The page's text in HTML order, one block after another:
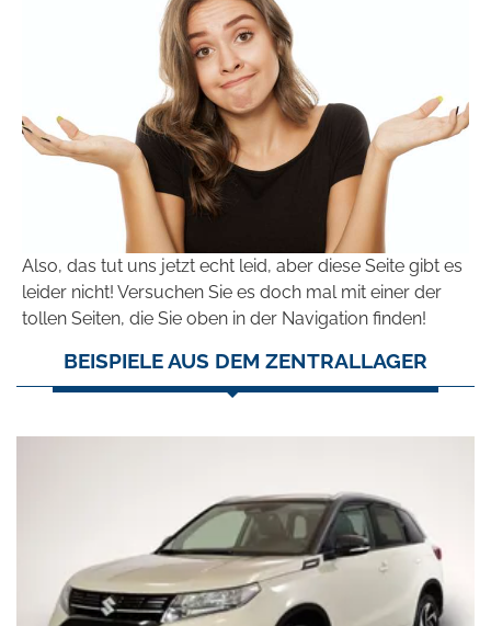
Also, das tut uns jetzt echt leid, aber diese Seite gibt es
leider nicht! Versuchen Sie es doch mal mit einer der
tollen Seiten, die Sie oben in der Navigation finden!
BEISPIELE AUS DEM ZENTRALLAGER